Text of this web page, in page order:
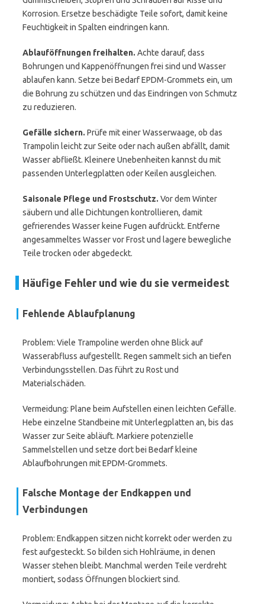
Korrosion. Ersetze beschädigte Teile sofort, damit keine
Feuchtigkeit in Spalten eindringen kann.
Ablauföffnungen freihalten. Achte darauf, dass
Bohrungen und Kappenöffnungen frei sind und Wasser
ablaufen kann. Setze bei Bedarf EPDM-Grommets ein, um
die Bohrung zu schützen und das Eindringen von Schmutz
zu reduzieren.
Gefälle sichern. Prüfe mit einer Wasserwaage, ob das
Trampolin leicht zur Seite oder nach außen abfällt, damit
Wasser abfließt. Kleinere Unebenheiten kannst du mit
passenden Unterlegplatten oder Keilen ausgleichen.
Saisonale Pflege und Frostschutz. Vor dem Winter
säubern und alle Dichtungen kontrollieren, damit
gefrierendes Wasser keine Fugen aufdrückt. Entferne
angesammeltes Wasser vor Frost und lagere bewegliche
Teile trocken oder abgedeckt.
Häufige Fehler und wie du sie vermeidest
Fehlende Ablaufplanung
Problem: Viele Trampoline werden ohne Blick auf
Wasserabfluss aufgestellt. Regen sammelt sich an tiefen
Verbindungsstellen. Das führt zu Rost und
Materialschäden.
Vermeidung: Plane beim Aufstellen einen leichten Gefälle.
Hebe einzelne Standbeine mit Unterlegplatten an, bis das
Wasser zur Seite abläuft. Markiere potenzielle
Sammelstellen und setze dort bei Bedarf kleine
Ablaufbohrungen mit EPDM-Grommets.
Falsche Montage der Endkappen und
Verbindungen
Problem: Endkappen sitzen nicht korrekt oder werden zu
fest aufgesteckt. So bilden sich Hohlräume, in denen
Wasser stehen bleibt. Manchmal werden Teile verdreht
montiert, sodass Öffnungen blockiert sind.